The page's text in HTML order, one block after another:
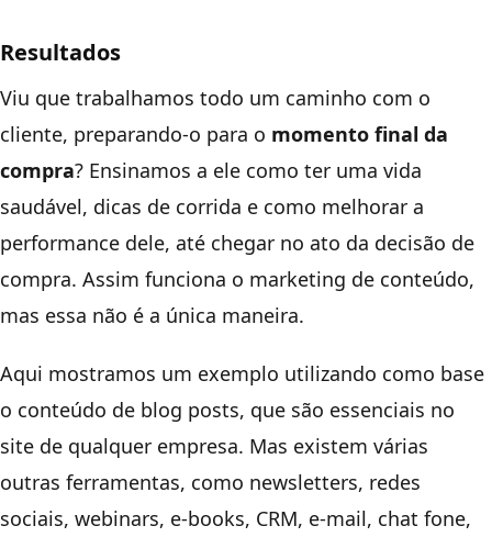
Resultados
Viu que trabalhamos todo um caminho com o
cliente, preparando-o para o momento final da
compra? Ensinamos a ele como ter uma vida
saudável, dicas de corrida e como melhorar a
performance dele, até chegar no ato da decisão de
compra. Assim funciona o marketing de conteúdo,
mas essa não é a única maneira.
Aqui mostramos um exemplo utilizando como base
o conteúdo de blog posts, que são essenciais no
site de qualquer empresa. Mas existem várias
outras ferramentas, como newsletters, redes
sociais, webinars, e-books, CRM, e-mail, chat fone,